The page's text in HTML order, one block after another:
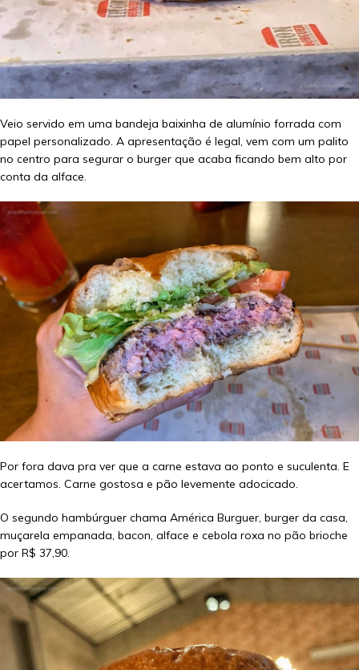
Veio servido em uma bandeja baixinha de alumínio forrada com
papel personalizado. A apresentação é legal, vem com um palito
no centro para segurar o burger que acaba ficando bem alto por
conta da alface.
Por fora dava pra ver que a carne estava ao ponto e suculenta. E
acertamos. Carne gostosa e pão levemente adocicado.
O segundo hambúrguer chama América Burguer, burger da casa,
muçarela empanada, bacon, alface e cebola roxa no pão brioche
por R$ 37,90.